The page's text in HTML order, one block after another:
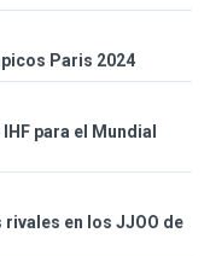
Paris 2024
para el Mundial
rivales en los JJOO de